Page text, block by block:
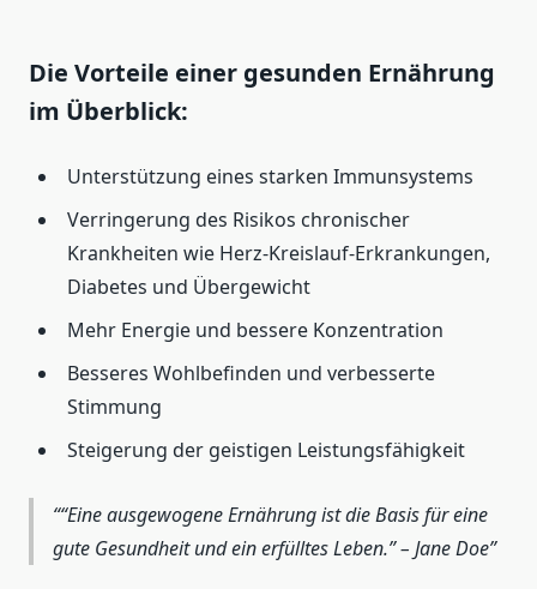
Die Vorteile einer gesunden Ernährung
im Überblick:
Unterstützung eines starken Immunsystems
Verringerung des Risikos chronischer
Krankheiten wie Herz-Kreislauf-Erkrankungen,
Diabetes und Übergewicht
Mehr Energie und bessere Konzentration
Besseres Wohlbefinden und verbesserte
Stimmung
Steigerung der geistigen Leistungsfähigkeit
“Eine ausgewogene Ernährung ist die Basis für eine
gute Gesundheit und ein erfülltes Leben.” – Jane Doe